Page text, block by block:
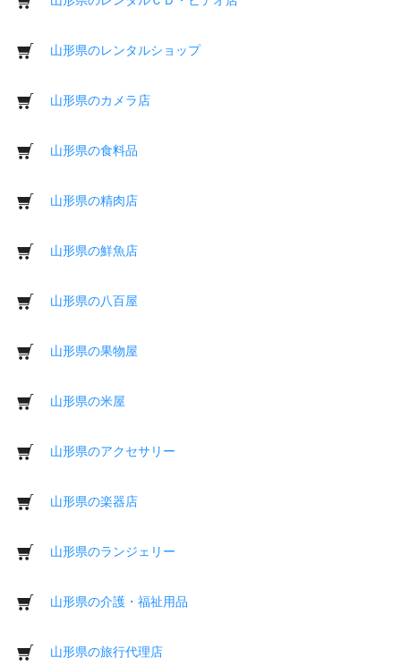
山形県のレンタルショップ
山形県のカメラ店
山形県の食料品
山形県の精肉店
山形県の鮮魚店
山形県の八百屋
山形県の果物屋
山形県の米屋
山形県のアクセサリー
山形県の楽器店
山形県のランジェリー
山形県の介護・福祉用品
山形県の旅行代理店